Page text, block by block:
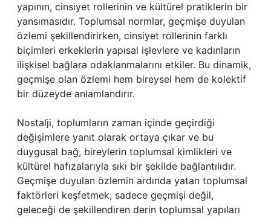
yapının, cinsiyet rollerinin ve kültürel pratiklerin bir
yansımasıdır. Toplumsal normlar, geçmişe duyulan
özlemi şekillendirirken, cinsiyet rollerinin farklı
biçimleri erkeklerin yapısal işlevlere ve kadınların
ilişkisel bağlara odaklanmalarını etkiler. Bu dinamik,
geçmişe olan özlemi hem bireysel hem de kolektif
bir düzeyde anlamlandırır.
Nostalji, toplumların zaman içinde geçirdiği
değişimlere yanıt olarak ortaya çıkar ve bu
duygusal bağ, bireylerin toplumsal kimlikleri ve
kültürel hafızalarıyla sıkı bir şekilde bağlantılıdır.
Geçmişe duyulan özlemin ardında yatan toplumsal
faktörleri keşfetmek, sadece geçmişi değil,
geleceği de şekillendiren derin toplumsal yapıları